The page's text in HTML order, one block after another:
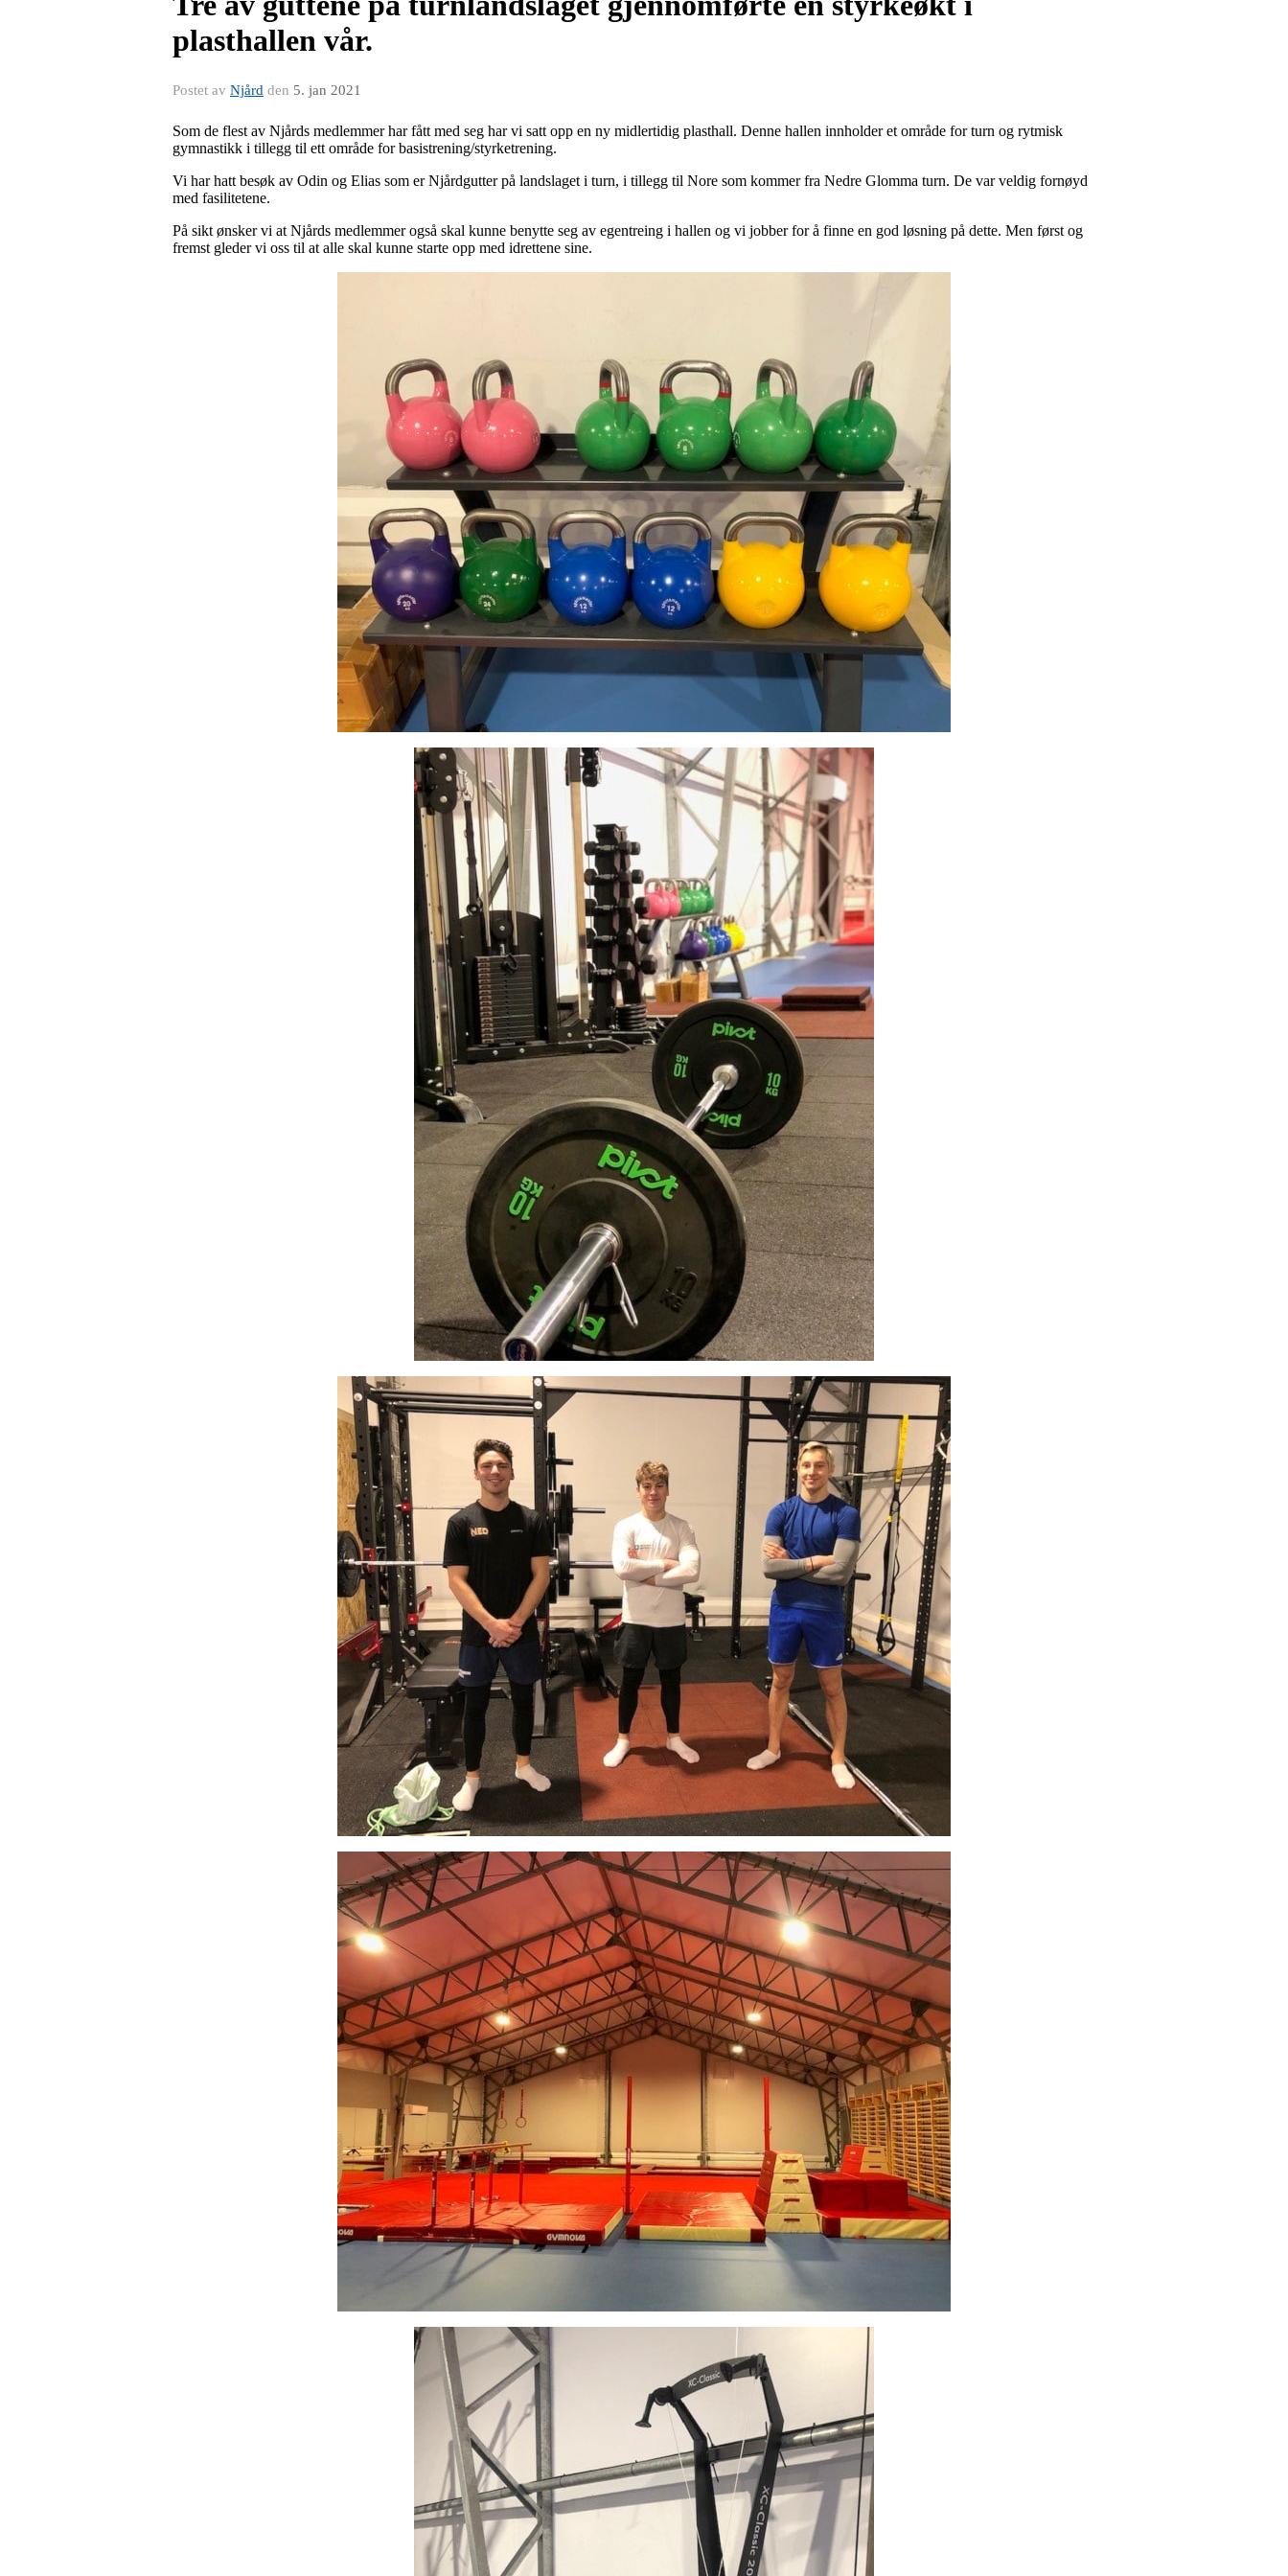
plasthallen vår.
Postet av Njård den 5. jan 2021
Som de flest av Njårds medlemmer har fått med seg har vi satt opp en ny midlertidig plasthall. Denne hallen innholder et område for turn og rytmisk
gymnastikk i tillegg til ett område for basistrening/styrketrening.
Vi har hatt besøk av Odin og Elias som er Njårdgutter på landslaget i turn, i tillegg til Nore som kommer fra Nedre Glomma turn. De var veldig fornøyd
med fasilitetene.
På sikt ønsker vi at Njårds medlemmer også skal kunne benytte seg av egentreing i hallen og vi jobber for å finne en god løsning på dette. Men først og
fremst gleder vi oss til at alle skal kunne starte opp med idrettene sine.